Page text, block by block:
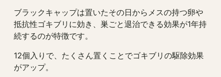
ブラックキャップは置いたその日からメスの持つ卵や
抵抗性ゴキブリに効き、巣ごと退治できる効果が1年持
続するのが特徴です。
12個入りで、たくさん置くことでゴキブリの駆除効果
がアップ。